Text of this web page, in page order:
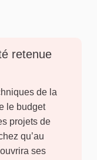
retenue
de la
le budget
projets de
qu’au
ses